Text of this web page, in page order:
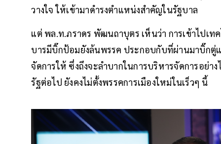
วางใจ ให้เข้ามาดำรงตำแหน่งสำคัญในรัฐบาล
แต่ พล.ท.ภราดร พัฒนถาบุตร เห็นว่า การเข้าไปเท
บารมีบิ๊กป้อมยังล้นพรรค ประกอบกับที่ผ่านมาบิ๊กตู่
จัดการให้ ซึ่งถึงจะลำบากในการบริหารจัดการอย่
รัฐต่อไป ยังคงไม่ตั้งพรรคการเมืองใหม่ในเร็วๆ นี้